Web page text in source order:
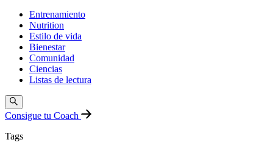
Entrenamiento
Nutrition
Estilo de vida
Bienestar
Comunidad
Ciencias
Listas de lectura
Consigue tu Coach
Tags